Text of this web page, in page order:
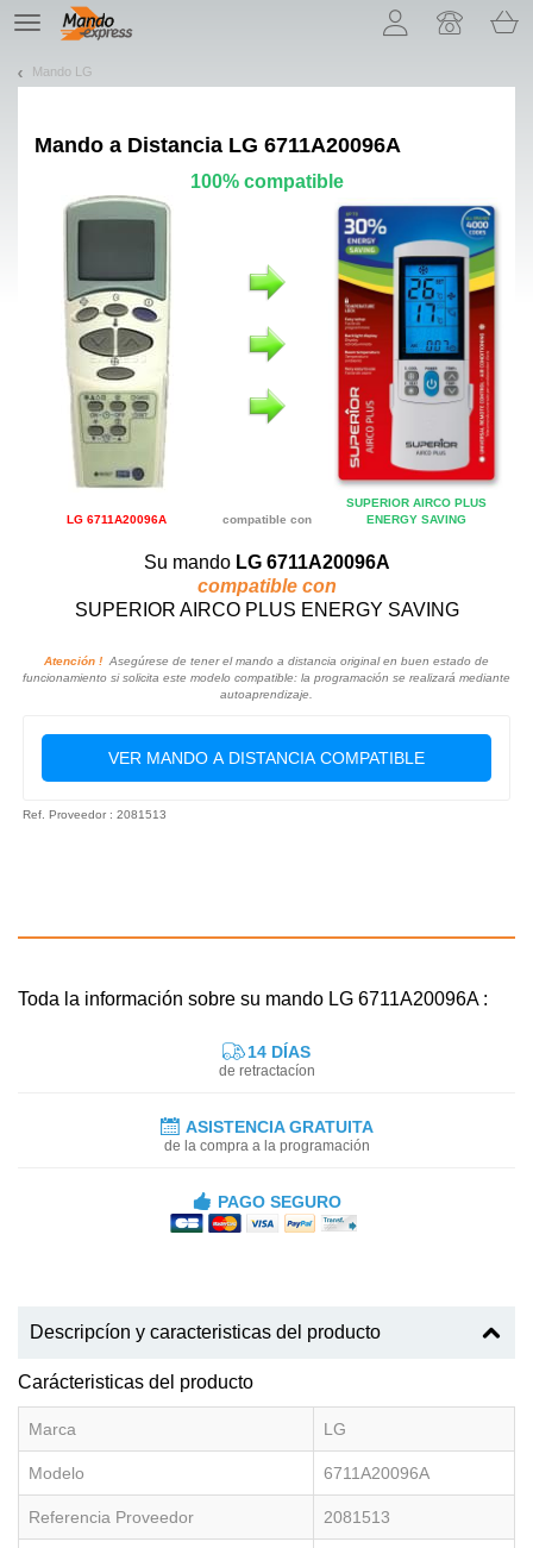
TE
navigation
Mando LG
Mando a Distancia LG 6711A20096A
100% compatible
LG 6711A20096A compatible con
SUPERIOR AIRCO PLUS
ENERGY SAVING
Su mando LG 6711A20096A
compatible con
SUPERIOR AIRCO PLUS ENERGY SAVING
Atención ! Asegúrese de tener el mando a distancia original en buen estado de
funcionamiento si solicita este modelo compatible: la programación se realizará mediante
autoaprendizaje.
VER MANDO A DISTANCIA COMPATIBLE
Ref. Proveedor : 2081513
Toda la información sobre su mando LG 6711A20096A :
14 DÍAS
de retractacíon
ASISTENCIA GRATUITA
de la compra a la programación
PAGO SEGURO
Descripcíon y caracteristicas del producto
Carácteristicas del producto
Marca LG
Modelo 6711A20096A
Referencia Proveedor 2081513
¡Permítenos presentarte nuestras cookies!